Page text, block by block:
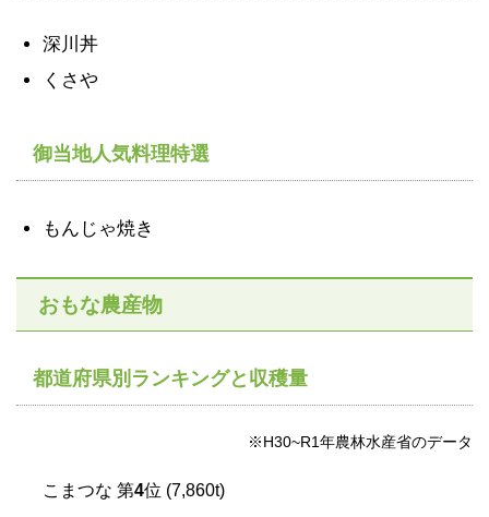
深川丼
くさや
御当地人気料理特選
もんじゃ焼き
おもな農産物
都道府県別ランキングと収穫量
※H30~R1年農林水産省のデータ
こまつな 第4位 (7,860t)